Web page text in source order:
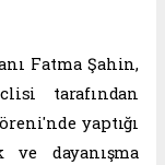
Fatma Şahin,
tarafından
yaptığı
ve dayanışma